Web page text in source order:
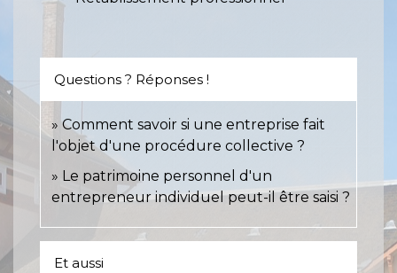
Questions ? Réponses !
Comment savoir si une entreprise fait
l'objet d'une procédure collective ?
Le patrimoine personnel d'un
entrepreneur individuel peut-il être saisi ?
Et aussi